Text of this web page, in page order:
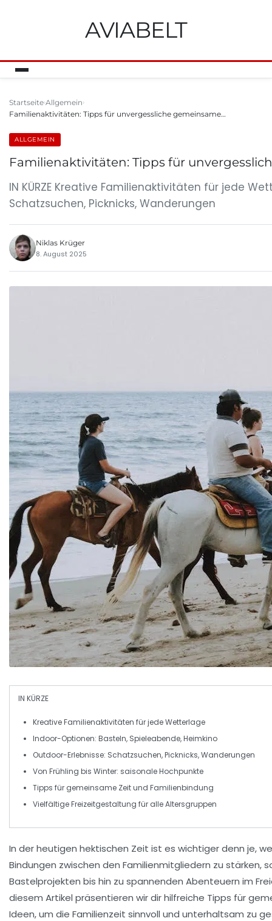
AVIABELT
Startseite Allgemein
Familienaktivitäten: Tipps für unvergessliche gemeinsame…
ALLGEMEIN
Familienaktivitäten: Tipps für
IN KÜRZE Kreative Familienaktivitäten für jede
Schatzsuchen, Picknicks, Wanderungen
Niklas Krüger
8. August 2025
IN KÜRZE
Kreative Familienaktivitäten für jede Wetterlage
Indoor-Optionen: Basteln, Spieleabende,Heimkino
Outdoor-Erlebnisse: Schatzsuchen,Picknicks,Wanderungen
Von Frühling bis Winter: saisonaleHochpunkte
Tipps für gemeinsame Zeitund Familienbindung
VielfältigeFreizeitgestaltung für alle Altersgruppen
In der heutigen hektischen Zeit ist es wichtiger denn je,
Bindungen zwischen den Familienmitgliedern zu stärken,
Bastelprojekten bis hin zu spannenden Abenteuern im
diesem Artikel präsentieren wir dir hilfreiche Tipps für
Ideen, um die Familienzeit sinnvoll und unterhaltsam zu